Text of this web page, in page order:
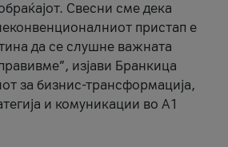
Свесни сме дека
пристап е
да се слушне важната
изјави Бранкица
за бизнис-трансформација,
и комуникации во А1